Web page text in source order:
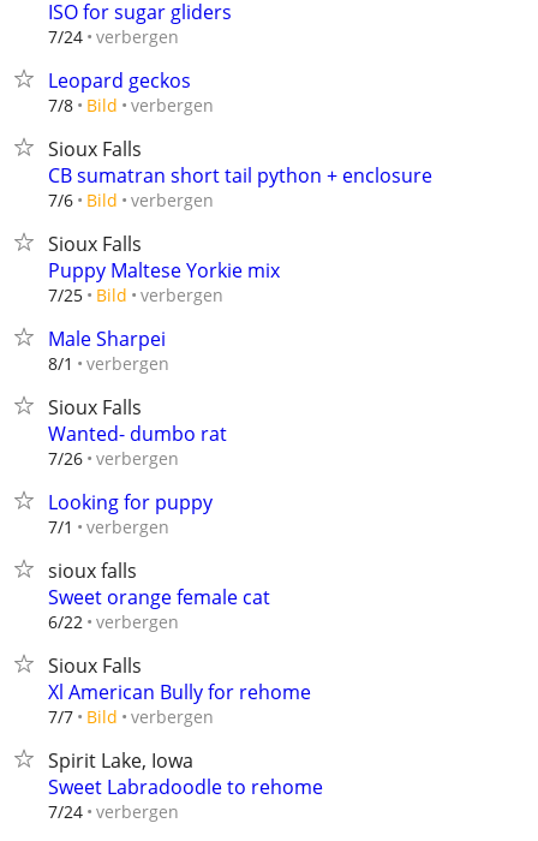
ISO for sugar gliders
7/24 verbergen
Leopard geckos
7/8 Bild verbergen
Sioux Falls
CB sumatran short tail python + enclosure
7/6 Bild verbergen
Sioux Falls
Puppy Maltese Yorkie mix
7/25 Bild verbergen
Male Sharpei
8/1 verbergen
Sioux Falls
Wanted- dumbo rat
7/26 verbergen
Looking for puppy
7/1 verbergen
sioux falls
Sweet orange female cat
6/22 verbergen
Sioux Falls
Xl American Bully for rehome
7/7 Bild verbergen
Spirit Lake, Iowa
Sweet Labradoodle to rehome
7/24 verbergen